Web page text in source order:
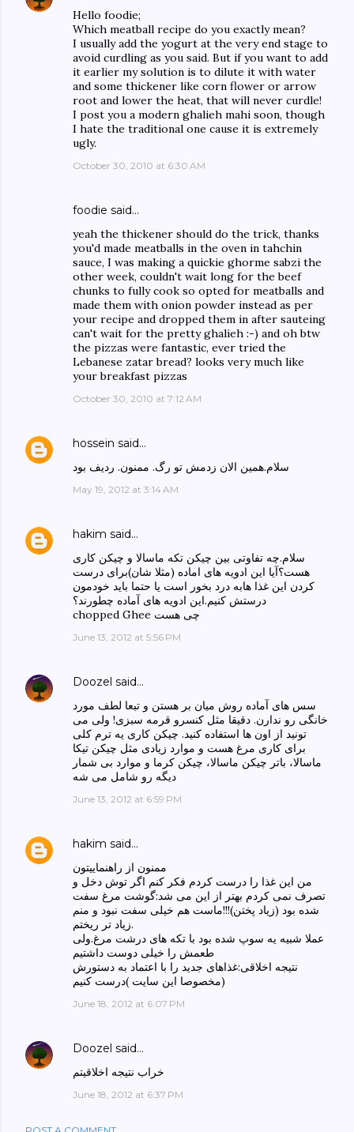
Hello foodie;
Which meatball recipe do you exactly mean?
I usually add the yogurt at the very end stage to
avoid curdling as you said. But if you want to add
it earlier my solution is to dilute it with water
and some thickener like corn flower or arrow
root and lower the heat, that will never curdle!
I post you a modern ghalieh mahi soon, though
I hate the traditional one cause it is extremely
ugly.
October 30, 2010 at 6:30 AM
foodie said…
yeah the thickener should do the trick, thanks
you'd made meatballs in the oven in tahchin
sauce, I was making a quickie ghorme sabzi the
other week, couldn't wait long for the beef
chunks to fully cook so opted for meatballs and
made them with onion powder instead as per
your recipe and dropped them in after sauteing
can't wait for the pretty ghalieh :-) and oh btw
the pizzas were fantastic, ever tried the
Lebanese zatar bread? looks very much like
your breakfast pizzas
October 30, 2010 at 7:12 AM
hossein said…
سلام.همین الان زدمش تو رگ. ممنون. ردیف بود
May 19, 2012 at 3:14 AM
hakim said…
سلام.چه تفاوتی بین چیکن تکه ماسالا و چیکن کاری
هست؟آیا این ادویه های اماده (مثلا شان)برای درست
کردن این غذا هابه درد بخور است یا حتما باید خودمون
درستش کنیم.این ادویه های آماده چطورند؟
chopped Ghee چی هست
June 13, 2012 at 5:56 PM
Doozel said…
سس های آماده روش میان بر هستن و تبعا لطف مورد
خانگی رو ندارن. دقیقا مثل کنسرو قرمه سبزی! ولی می
تونید از اون ها استفاده کنید. چیکن کاری یه ترم کلی
برای کاری مرغ هست و موارد زیادی مثل چیکن تیکا
ماسالا، باتر چیکن ماسالا، چیکن کرما و موارد بی شمار
دیگه رو شامل می شه
June 13, 2012 at 6:59 PM
hakim said…
ممنون از راهنماییتون
من این غذا را درست کردم فکر کنم اگر توش دخل و
تصرف نمی کردم بهتر از این می شد:گوشت مرغ سفت
شده بود (زیاد پختن)!!!ماست هم خیلی سفت نبود و منم
زیاد تر ریختم.
عملا شبیه یه سوپ شده بود با تکه های درشت مرغ.ولی
طعمش را خیلی دوست داشتیم
نتیجه اخلاقی:غذاهای جدید را با اعتماد به دستورش
(مخصوصا این سایت )درست کنیم
June 18, 2012 at 6:07 PM
Doozel said…
خراب نتیجه اخلاقیتم
June 18, 2012 at 6:37 PM